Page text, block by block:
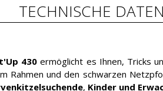
TECHNISCHE DATEN
430 ermöglicht es Ihnen, Tricks
Rahmen und den schwarzen
, Kinder und